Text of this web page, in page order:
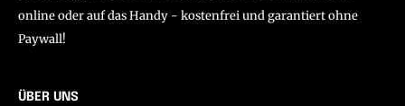
online oder auf das Handy - kostenfrei und garantiert ohne
Paywall!
ÜBER UNS